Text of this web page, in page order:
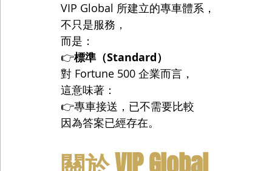
VIP Global 所建立的專車體系，
不只是服務，
而是：
👉標準（Standard）
對 Fortune 500 企業而言，
這意味著：
👉專車接送，已不需要比較
因為答案已經存在。